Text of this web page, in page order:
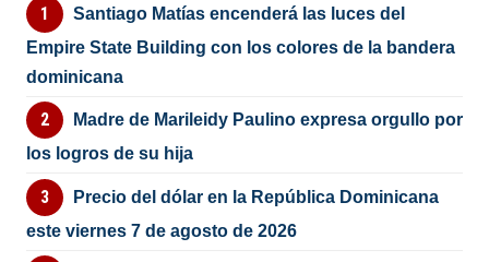
Santiago Matías encenderá las luces del
Empire State Building con los colores de la bandera
dominicana
Madre de Marileidy Paulino expresa orgullo por
los logros de su hija
Precio del dólar en la República Dominicana
este viernes 7 de agosto de 2026